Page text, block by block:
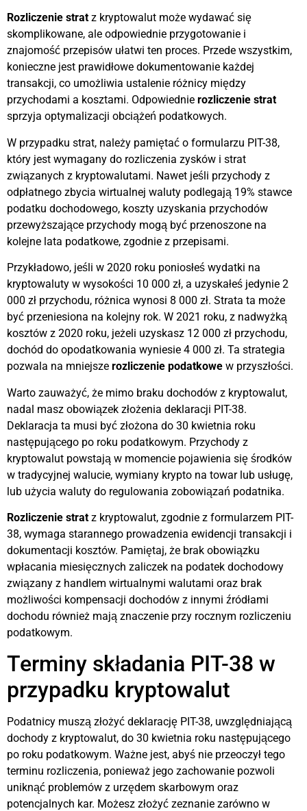
Rozliczenie strat z kryptowalut może wydawać się
skomplikowane, ale odpowiednie przygotowanie i
znajomość przepisów ułatwi ten proces. Przede wszystkim,
konieczne jest prawidłowe dokumentowanie każdej
transakcji, co umożliwia ustalenie różnicy między
przychodami a kosztami. Odpowiednie rozliczenie strat
sprzyja optymalizacji obciążeń podatkowych.
W przypadku strat, należy pamiętać o formularzu PIT-38,
który jest wymagany do rozliczenia zysków i strat
związanych z kryptowalutami. Nawet jeśli przychody z
odpłatnego zbycia wirtualnej waluty podlegają 19% stawce
podatku dochodowego, koszty uzyskania przychodów
przewyższające przychody mogą być przenoszone na
kolejne lata podatkowe, zgodnie z przepisami.
Przykładowo, jeśli w 2020 roku poniosłeś wydatki na
kryptowaluty w wysokości 10 000 zł, a uzyskałeś jedynie 2
000 zł przychodu, różnica wynosi 8 000 zł. Strata ta może
być przeniesiona na kolejny rok. W 2021 roku, z nadwyżką
kosztów z 2020 roku, jeżeli uzyskasz 12 000 zł przychodu,
dochód do opodatkowania wyniesie 4 000 zł. Ta strategia
pozwala na mniejsze rozliczenie podatkowe w przyszłości.
Warto zauważyć, że mimo braku dochodów z kryptowalut,
nadal masz obowiązek złożenia deklaracji PIT-38.
Deklaracja ta musi być złożona do 30 kwietnia roku
następującego po roku podatkowym. Przychody z
kryptowalut powstają w momencie pojawienia się środków
w tradycyjnej walucie, wymiany krypto na towar lub usługę,
lub użycia waluty do regulowania zobowiązań podatnika.
Rozliczenie strat z kryptowalut, zgodnie z formularzem PIT-
38, wymaga starannego prowadzenia ewidencji transakcji i
dokumentacji kosztów. Pamiętaj, że brak obowiązku
wpłacania miesięcznych zaliczek na podatek dochodowy
związany z handlem wirtualnymi walutami oraz brak
możliwości kompensacji dochodów z innymi źródłami
dochodu również mają znaczenie przy rocznym rozliczeniu
podatkowym.
Terminy składania PIT-38 w
przypadku kryptowalut
Podatnicy muszą złożyć deklarację PIT-38, uwzględniającą
dochody z kryptowalut, do 30 kwietnia roku następującego
po roku podatkowym. Ważne jest, abyś nie przeoczył tego
terminu rozliczenia, ponieważ jego zachowanie pozwoli
uniknąć problemów z urzędem skarbowym oraz
potencjalnych kar. Możesz złożyć zeznanie zarówno w